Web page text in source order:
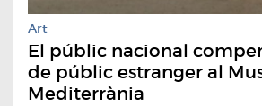
Art
El públic nacional
de públic estranger al
Mediterrània